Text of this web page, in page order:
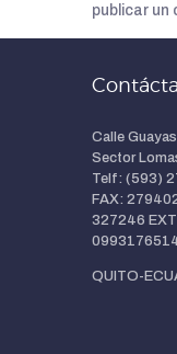
publicar un
Calle
Sector
Telf: (593)
FAX:
327246
QUITO-